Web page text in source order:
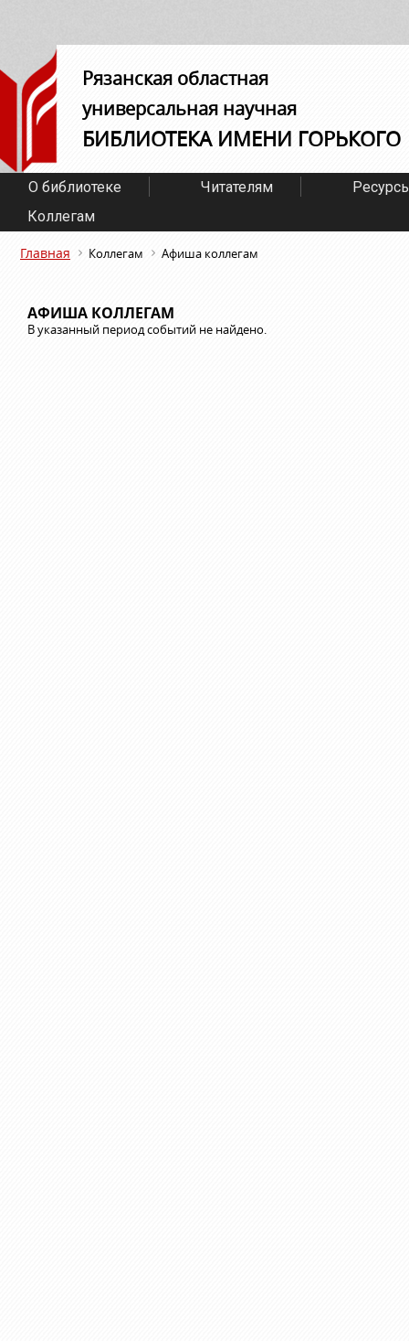
Рязанская областная
универсальная научная
БИБЛИОТЕКА ИМЕНИ ГОРЬКОГО
О библиотеке Читателям
Коллегам
Главная Коллегам Афиша коллегам
АФИША КОЛЛЕГАМ
В указанный период событий не найдено.